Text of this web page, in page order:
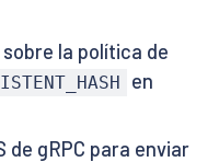
la política de
en
gRPC para enviar